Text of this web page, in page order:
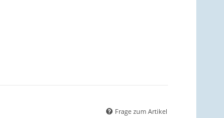
Frage zum Artikel